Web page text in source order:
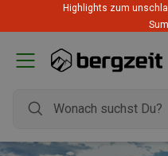
Highlights zum